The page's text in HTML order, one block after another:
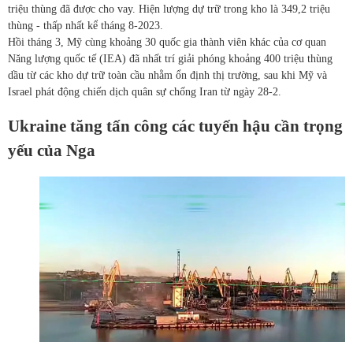
triệu thùng đã được cho vay. Hiện lượng dự trữ trong kho là 349,2 triệu
thùng - thấp nhất kể tháng 8-2023.
Hồi tháng 3, Mỹ cùng khoảng 30 quốc gia thành viên khác của cơ quan
Năng lượng quốc tế (IEA) đã nhất trí giải phóng khoảng 400 triệu thùng
dầu từ các kho dự trữ toàn cầu nhằm ổn định thị trường, sau khi Mỹ và
Israel phát động chiến dịch quân sự chống Iran từ ngày 28-2.
Ukraine tăng tấn công các tuyến hậu cần trọng
yếu của Nga